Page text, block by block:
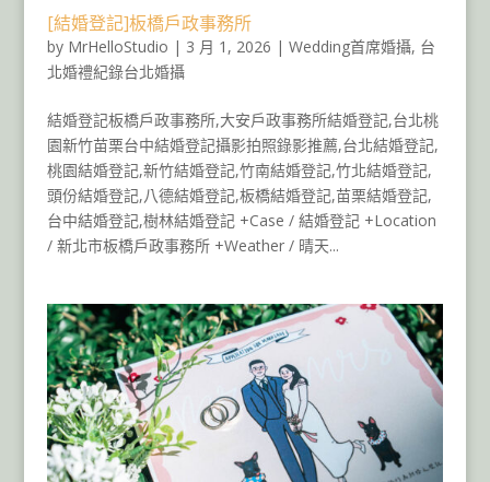
[結婚登記]板橋戶政事務所
by MrHelloStudio | 3 月 1, 2026 | Wedding首席婚攝, 台
北婚禮紀錄台北婚攝
結婚登記板橋戶政事務所,大安戶政事務所結婚登記,台北桃
園新竹苗栗台中結婚登記攝影拍照錄影推薦,台北結婚登記,
桃園結婚登記,新竹結婚登記,竹南結婚登記,竹北結婚登記,
頭份結婚登記,八德結婚登記,板橋結婚登記,苗栗結婚登記,
台中結婚登記,樹林結婚登記 +Case / 結婚登記 +Location
/ 新北市板橋戶政事務所 +Weather / 晴天...